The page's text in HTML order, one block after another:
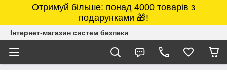
Отримуй більше: понад 4000 товарів з
подарунками 🎁!
Інтернет-магазин систем безпеки